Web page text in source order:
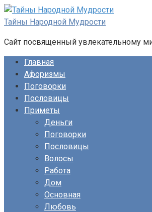
Перейти
к
Тайны Народной Мудрости
Сайт посвященный увлекательному
Главная
Афоризмы
Поговорки
Пословицы
Приметы
Деньги
Поговорки
Пословицы
Волосы
Работа
Дом
Основная
Любовь